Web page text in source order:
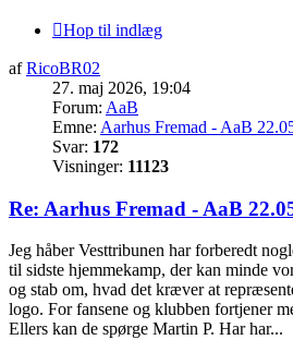
Hop til indlæg
afRicoBR02
27. maj 2026, 19:04
Forum: AaB
Emne: Aarhus Fremad - AaB
Svar: 172
Visninger: 11123
Re: Aarhus Fremad - AaB
Jeg håber Vesttribunen har forberedt
til sidste hjemmekamp, der kan minde
og stab om, hvad det kræver at
logo. For fansene og klubben fortjener
Ellers kan de spørge Martin P. Har har...